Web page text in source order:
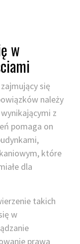
w
się
należy
z
pomaga on
które
dla
takich
w
prawa